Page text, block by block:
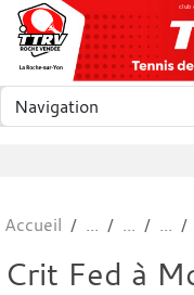
club
Accueil
Crit Fed à
Panneau de gestion